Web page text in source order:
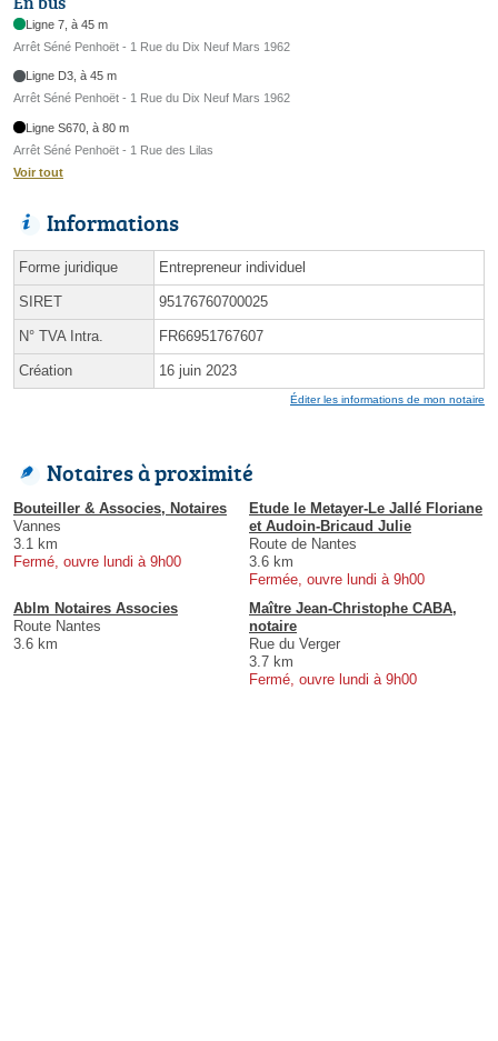
Ligne 7, à 45 m
Arrêt Séné Penhoët - 1 Rue du Dix Neuf Mars 1962
Ligne D3, à 45 m
Arrêt Séné Penhoët - 1 Rue du Dix Neuf Mars 1962
Ligne S670, à 80 m
Arrêt Séné Penhoët - 1 Rue des Lilas
Voir tout
Informations
Forme juridique Entrepreneur individuel
SIRET 95176760700025
N° TVA Intra. FR66951767607
Création 16 juin 2023
Éditer les informations de mon notaire
Notaires à proximité
Bouteiller & Associes, Notaires
Vannes
3.1 km
Fermé, ouvre lundi à 9h00
Etude le Metayer-Le Jallé Floriane
et Audoin-Bricaud Julie
Route de Nantes
3.6 km
Fermée, ouvre lundi à 9h00
Ablm Notaires Associes
Route Nantes
3.6 km
Maître Jean-Christophe CABA,
notaire
Rue du Verger
3.7 km
Fermé, ouvre lundi à 9h00